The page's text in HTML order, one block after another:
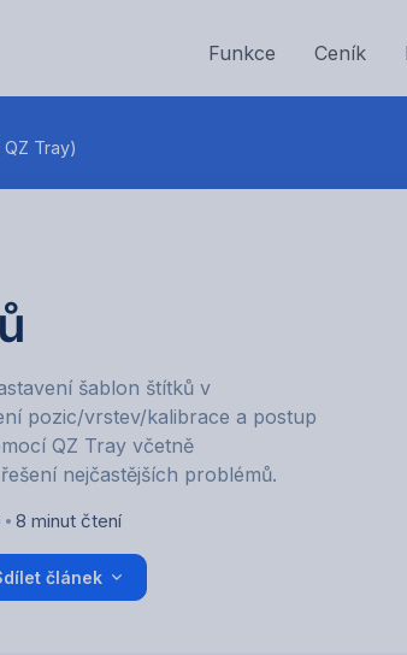
Funkce Ceník
Tray)
šablon štítků v
pozic/vrstev/kalibrace a postup
QZ Tray včetně
nejčastějších problémů.
8 minut čtení
článek